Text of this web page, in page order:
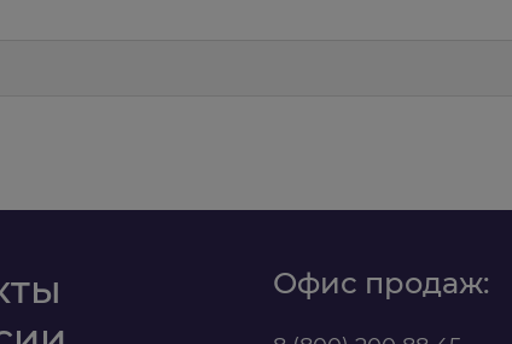
Офис продаж: